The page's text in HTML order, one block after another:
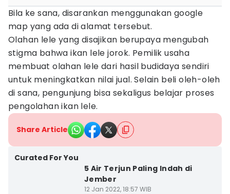
Bila ke sana, disarankan menggunakan google
map yang ada di alamat tersebut.
Olahan lele yang disajikan berupaya mengubah
stigma bahwa ikan lele jorok. Pemilik usaha
membuat olahan lele dari hasil budidaya sendiri
untuk meningkatkan nilai jual. Selain beli oleh-oleh
di sana, pengunjung bisa sekaligus belajar proses
pengolahan ikan lele.
Share Article
Curated For You
5 Air Terjun Paling Indah di
Jember
12 Jan 2022, 18:57 WIB